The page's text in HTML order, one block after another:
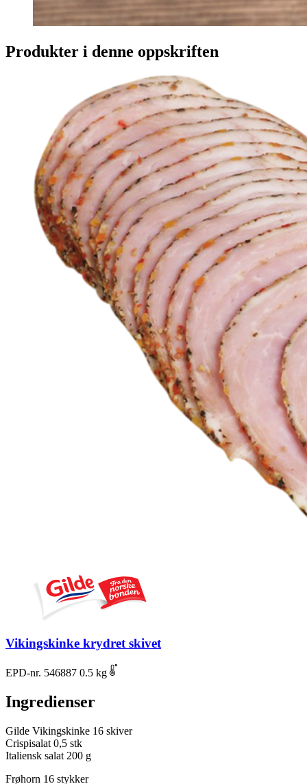
Produkter i denne oppskriften
Vikingskinke krydret skivet
EPD-nr. 546887 0.5 kg
Ingredienser
Gilde Vikingskinke 16 skiver
Crispisalat 0,5 stk
Italiensk salat 200 g
Frøhorn 16 stykker